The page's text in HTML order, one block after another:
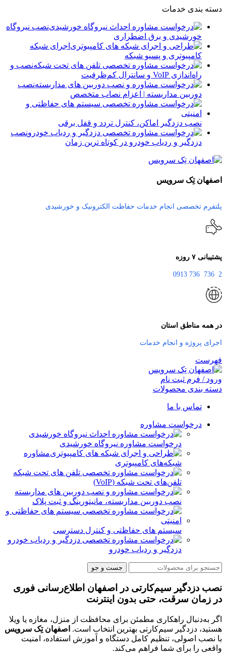
دسته بندی خدمات
نصب نیروگاه
خورشیدی و برق اضطراری
اجرای شبکه
کامپیوتری و پسیو شبکه
نصب و
راه‌اندازی VoIP و سانترال کم‌ظرفیت
نصب
دوربین مداربسته | اعزام نصاب متخصص
نصب دزدگیر اماکن، کنترل تردد و قفل برقی
نصب
دزدگیر و ردیاب خودرو در کوتاه ترین زمان
اصفهان تِک سرویس
پلتفرم تخصصی انجام خدمات حفاظت الکترونیک و خورشیدی
پشتیبانی ۷ روزه
2 736 736 0913
در همه مناطق استان
اجرای پروژه و انجام خدمات
فهرست
ورود / فرم ثبت نام
دسته بندی محصولات
تماس با ما
درخواست مشاوره
درخواست مشاوره نیروگاه خورشیدی
مشاوره
شبکه‌های کامپیوتری
تلفن‌های تحت شبکه (VoIP)
نصب دوربین مداربسته، مانیتورینگ و ثبت پلاک
سیستم های حفاظتی و کنترل دسترسی
دزدگیر و ردیاب خودرو
جست و جو
نصب دزدگیر سیم‌کارتی در اصفهان اطلاع‌رسانی فوری
در زمان سرقت، حتی بدون اینترنت
اگر به‌دنبال راهکاری مطمئن برای محافظت از منزل، مغازه یا ویلا
هستید، دزدگیر سیم‌کارتی بهترین انتخاب است. اصفهان تِک سرویس
با نصب اصولی، تنظیم کامل دستگاه و آموزش استفاده، امنیت
واقعی را برای شما فراهم می‌کند.